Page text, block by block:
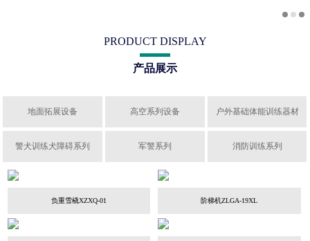
PRODUCT DISPLAY
产品展示
地面拓展设备 高空系列设备 户外基础体能训练器材
警犬训练犬障碍系列 军警系列 消防训练系列
负重雪橇XZXQ-01 阶梯机ZLGA-19XL